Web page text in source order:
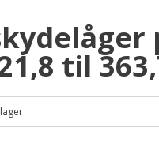
til